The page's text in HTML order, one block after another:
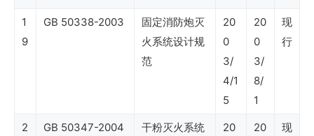
（天
1
9
GB 50338-2003
固定消防炮灭
火系统设计规
范
20
0
3/
4/1
5
20
0
3/
8/
1
现
行
2
GB 50347-2004
干粉灭火系统
20
20
现